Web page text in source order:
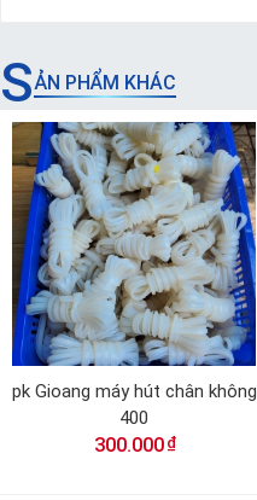
SẢN PHẨM KHÁC
pk Gioang máy hút chân không
400
300.000 ₫